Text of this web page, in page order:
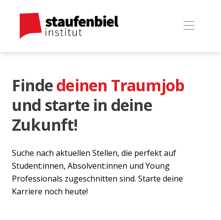
Findedeinen Traumjob
und starte in deine
Zukunft!
Suche nach aktuellen Stellen, die perfekt auf
Student:innen, Absolvent:innen und Young
Professionals zugeschnitten sind. Starte deine
Karriere noch heute!